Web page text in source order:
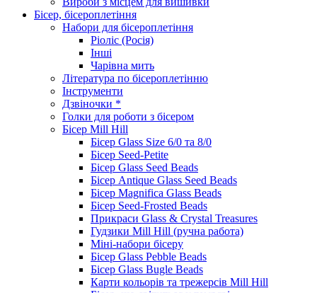
Бісер, бісероплетіння
Набори для бісероплетіння
Ріоліс (Росія)
Інші
Чарівна мить
Література по бісероплетінню
Інструменти
Дзвіночки *
Голки для роботи з бісером
Бісер Mill Hill
Бісер Glass Size 6/0 та 8/0
Бісер Seed-Petite
Бісер Glass Seed Beads
Бісер Antique Glass Seed Beads
Бісер Magnifica Glass Beads
Бісер Seed-Frosted Beads
Прикраси Glass & Crystal Treasures
Гудзики Mill Hill (ручна работа)
Міні-набори бісеру
Бісер Glass Pebble Beads
Бісер Glass Bugle Beads
Карти кольорів та трежерсів Mill Hill